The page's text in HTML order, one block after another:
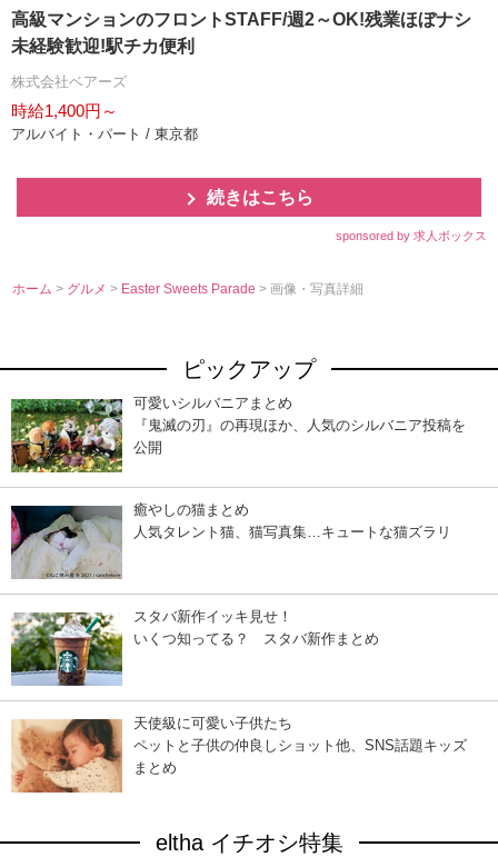
高級マンションのフロントSTAFF/週2～OK!残業ほぼナシ
未経験歓迎!駅チカ便利
株式会社ベアーズ
時給1,400円～
アルバイト・パート / 東京都
続きはこちら
sponsored by 求人ボックス
ホーム > グルメ> Easter Sweets Parade> 画像・写真詳細
ピックアップ
可愛いシルバニアまとめ
『鬼滅の刃』の再現ほか、人気のシルバニア投稿を
公開
癒やしの猫まとめ
人気タレント猫、猫写真集…キュートな猫ズラリ
スタバ新作イッキ見せ！
いくつ知ってる？ スタバ新作まとめ
天使級に可愛い子供たち
ペットと子供の仲良しショット他、SNS話題キッズ
まとめ
eltha イチオシ特集